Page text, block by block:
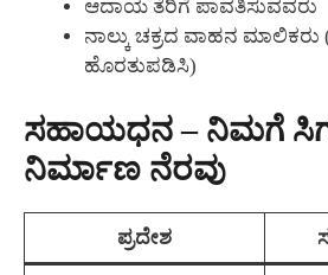
ಆದಾಯ ತೆರಿಗೆ ಪಾವತಿಸುವವರು
ನಾಲ್ಕು ಚಕ್ರದ ವಾಹನ ಮಾಲಿಕರು
ಹೊರತುಪಡಿಸಿ)
ಸಹಾಯಧನ – ನಿಮಗೆ
ನಿರ್ಮಾಣ ನೆರವು
ಪ್ರದೇಶ